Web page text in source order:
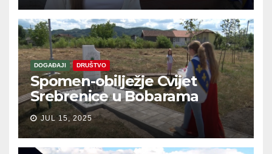
DOGAĐAJI DRUŠTVO
Spomen-obilježje Cvijet
Srebrenice u Bobarama
JUL 15, 2025